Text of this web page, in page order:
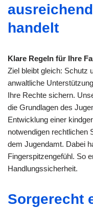
handelt
Klare Regeln für Ihre
Ziel bleibt gleich: Schutz
anwaltliche
Ihre Rechte sichern.
die Grundlagen des
Entwicklung einer
notwendigen rechtlichen
dem Jugendamt. Dabei
Fingerspitzengefühl. So
Handlungssicherheit.
Sorgerecht